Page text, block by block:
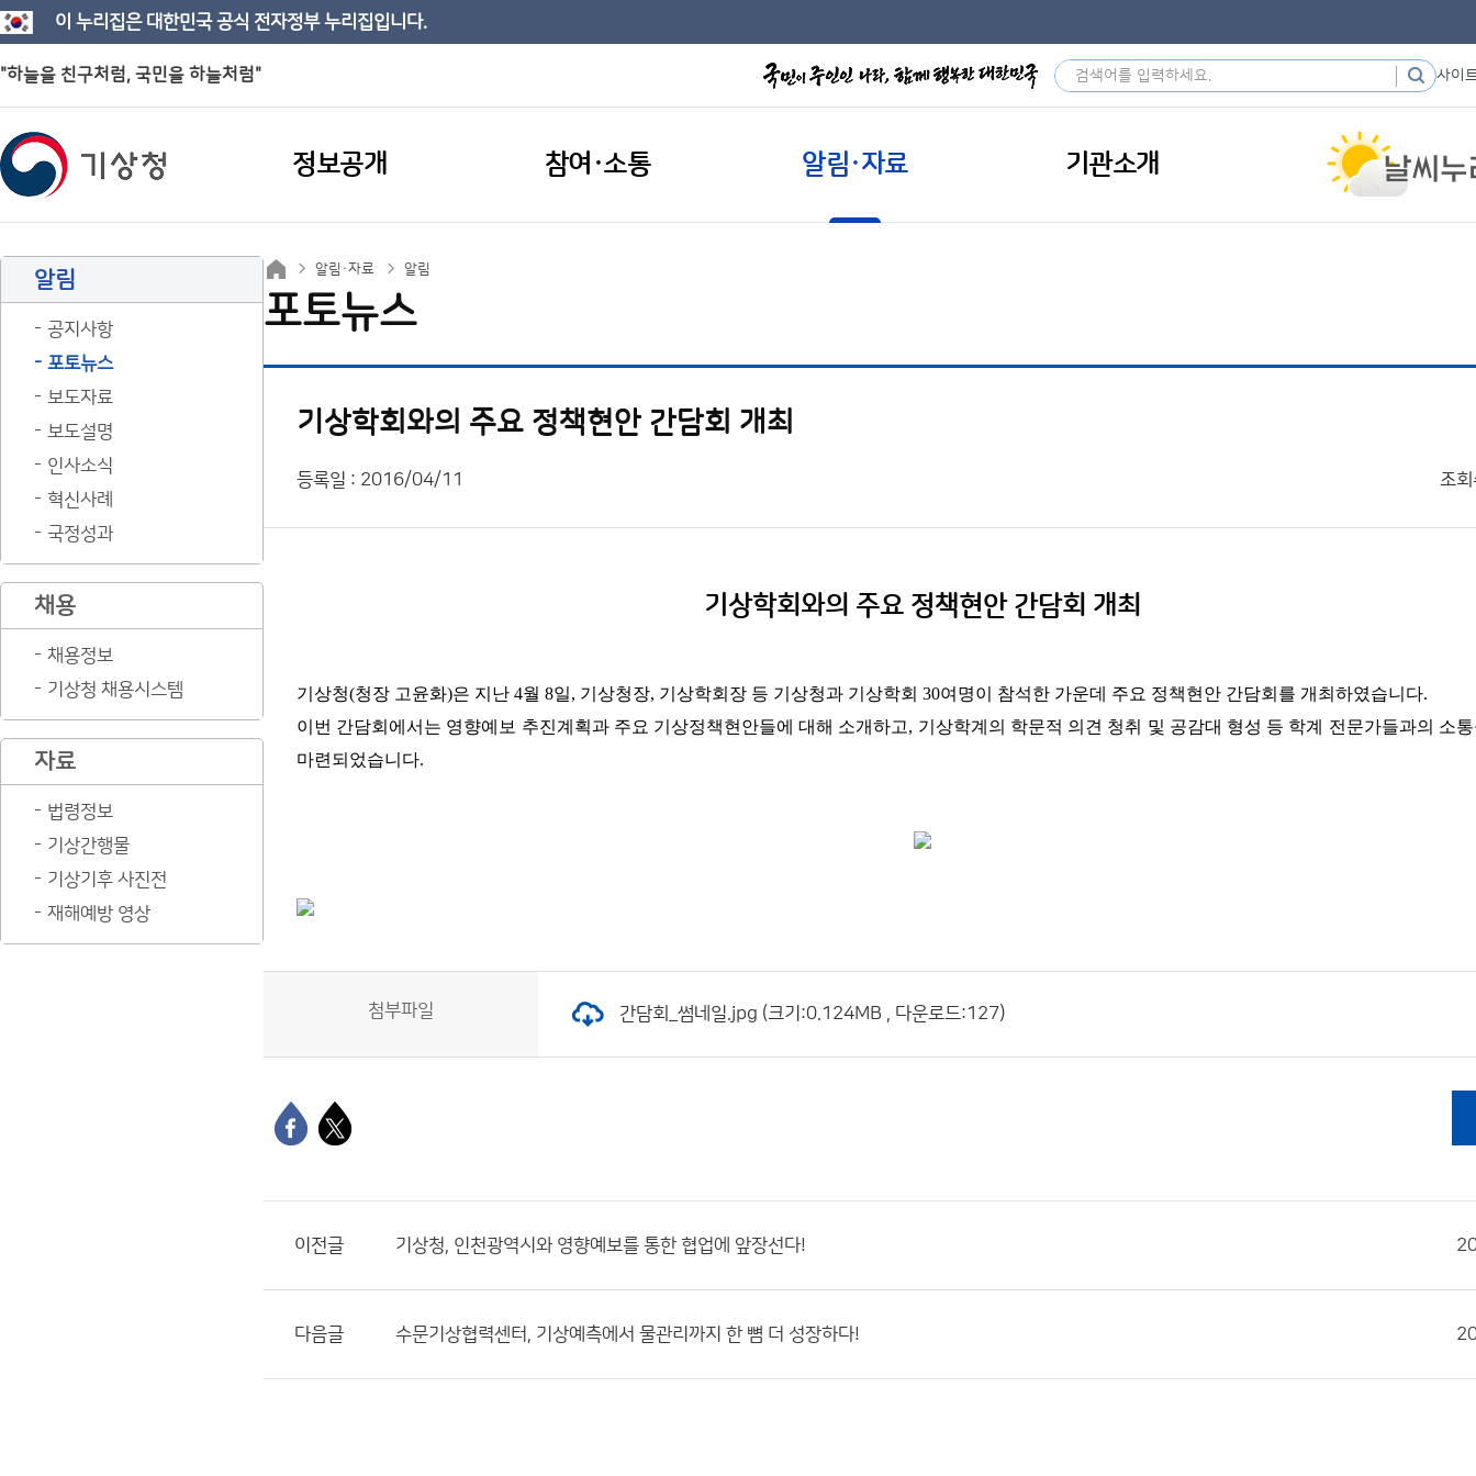
이 누리집은 대한민국 공식 전자정부 누리집입니다.
"하늘을 친구처럼, 국민을 하늘처럼" 사이
정보공개 참여·소통 알림·자료 기관소개
알림
공지사항
포토뉴스
보도자료
보도설명
인사소식
혁신사례
국정성과
채용
채용정보
기상청 채용시스템
자료
법령정보
기상간행물
기상기후 사진전
재해예방 영상
알림·자료 알림
포토뉴스
기상학회와의 주요 정책현안 간담회 개최
등록일 : 2016/04/11 조회
기상학회와의 주요 정책현안 간담회 개최
기상청(청장 고윤화)은 지난 4월 8일, 기상청장, 기상학회장 등 기상청과 기상학회 30여명이 참석한 가운데 주요 정책현안 간담회를 개최하였습니다.
이번 간담회에서는 영향예보 추진계획과 주요 기상정책현안들에 대해 소개하고, 기상학계의 학문적 의견 청취 및 공감대 형성 등 학계 전문가들과의 소
마련되었습니다.
첨부파일 간담회_썸네일.jpg (크기:0.124MB , 다운로드:127)
이전글 기상청, 인천광역시와 영향예보를 통한 협업에 앞장선다!
다음글 수문기상협력센터, 기상예측에서 물관리까지 한 뼘 더 성장하다!